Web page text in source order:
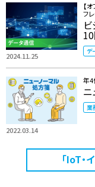
2024.11.25
【
フ
10
デ
2022.03.14
年4
ニ
業
「IoT・